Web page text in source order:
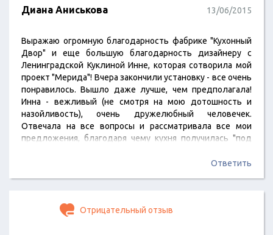
Диана Аниськова 13/06/2015
Выражаю огромную благодарность фабрике "Кухонный
Двор" и еще большую благодарность дизайнеру с
Ленинградской Куклиной Инне, которая сотворила мой
проект "Мерида"! Вчера закончили установку - все очень
понравилось. Вышло даже лучше, чем предполагала!
Инна - вежливый (не смотря на мою дотошность и
назойливость), очень дружелюбный человечек.
Отвечала на все вопросы и рассматривала все мои
предложения, благодаря чему кухня получилась "под
желаю вам и дальше творить и радовать людей! С
Ответить
Отрицательный отзыв